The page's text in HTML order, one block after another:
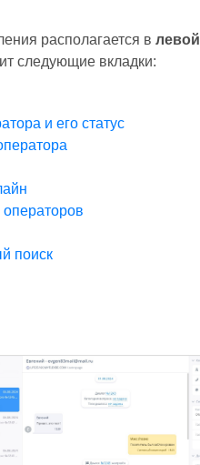
располагается в левой
следующие вкладки:
и его статус
поиск